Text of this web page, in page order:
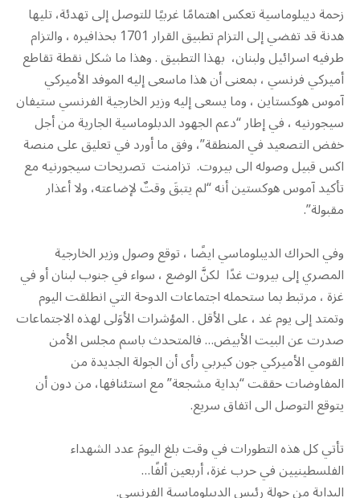
زحمة ديبلوماسية تعكس اهتمامًا غربيًا للتوصل إلى تهدئة، تليها
هدنة قد تفضي إلى التزام تطبيق القرار 1701 بحذافيره ، والتزام
طرفيه اسرائيل ولبنان، بهذا التطبيق . وهذا ما شكل نقطة تقاطع
أميركي فرنسي ، بمعنى أن هذا ماسعى إليه الموفد الأميركي
آموس هوكستاين ، وما يسعى إليه وزير الخارجية الفرنسي ستيفان
سيجورنيه ، في إطار “دعم الجهود الدبلوماسية الجارية من أجل
خفض التصعيد في المنطقة”، وفق ما أورد في تعليق على منصة
اكس قبيل وصوله الى بيروت. تزامنت تصريحات سيجورنيه مع
تأكيد آموس هوكستين أنه “لم يتبقَ وقتٌ لإضاعته، ولا أعذار
مقبولة”.
وفي الحراك الديبلوماسي ايضًا ، توقع وصول وزير الخارجية
المصري إلى بيروت غدًا لكنَّ الوضع ، سواء في جنوب لبنان أو في
غزة ، مرتبط بما ستحمله اجتماعات الدوحة التي انطلقت اليوم
وتمتد إلى يوم غد ، على الأقل . المؤشرات الأوَلى لهذه الاجتماعات
صدرت عن البيت الأبيض… فالمتحدث باسم مجلس الأمن
القومي الأميركي جون كيربي رأى أن الجولة الجديدة من
المفاوضات حققت “بداية مشجعة” مع استئنافها، من دون أن
يتوقع التوصل الى اتفاق سريع.
تأتي كل هذه التطورات في وقت بلغ اليومَ عدد الشهداء
الفلسطينيين في حرب غزة، أربعين ألفًا…